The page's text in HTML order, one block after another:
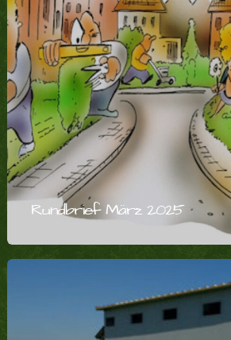
Rundbrief März 2025